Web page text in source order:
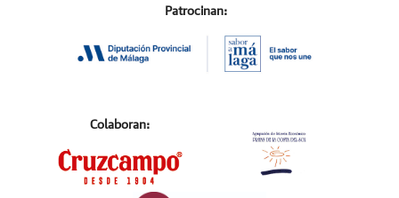
Patrocinan:
Colaboran: